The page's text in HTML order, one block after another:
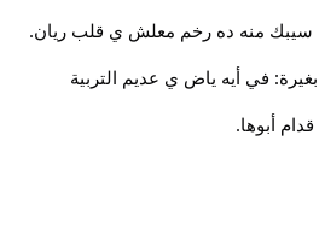
سيبك منه ده رخم معلش ي قلب ريان.
في أيه ياض ي عديم التربية
أبوها.